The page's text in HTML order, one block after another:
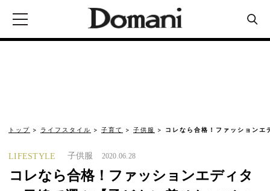
トップ ライフスタイル 子育て 子供服 コレなら合格！ファッション
LIFESTYLE 子供服 2020.06.28
コレなら合格！ファッションエディタ